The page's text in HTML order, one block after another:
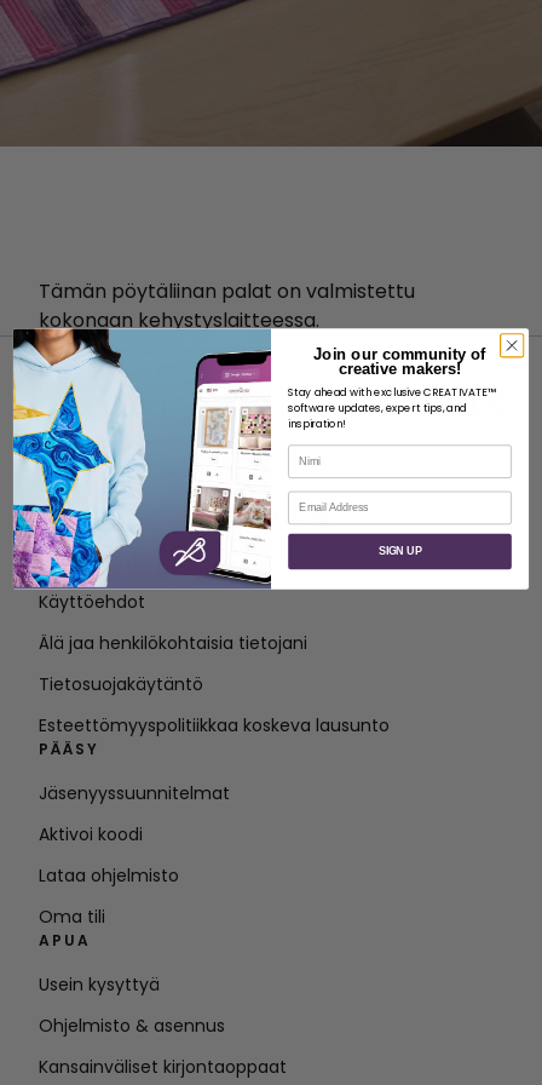
Tämän pöytäliinan palat on valmistettu
kokonaan kehystyslaitteessa.
MEISTÄ
Tietoja SVP Worldwide -yrityksestä
Ota yhteyttä
Käyttöehdot
Älä jaa henkilökohtaisia tietojani
Tietosuojakäytäntö
Esteettömyyspolitiikkaa koskeva lausunto
PÄÄSY
Jäsenyyssuunnitelmat
Aktivoi koodi
Lataa ohjelmisto
Oma tili
APUA
Usein kysyttyä
Ohjelmisto & asennus
Kansainväliset kirjontaoppaat
Join our community of
creative makers!
Stay ahead with exclusive CREATIVATE™
software updates, expert tips, and
inspiration!
Nimi
Sähköposti
SIGN UP